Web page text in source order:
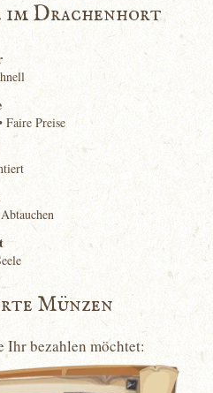
Drachenhort
Faire Preise
Münzen
Ihr bezahlen möchtet: